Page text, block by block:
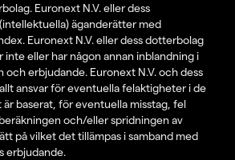
Euronext N.V. eller dess
äganderätter med
Euronext N.V. eller dess dotterbolag
inte eller har någon annan inblandning i
och erbjudande. Euronext N.V. och dess
ansvar för eventuella felaktigheter i de
är baserat, för eventuella misstag, fel
och/eller spridningen av
på vilket det tillämpas i samband med
erbjudande.